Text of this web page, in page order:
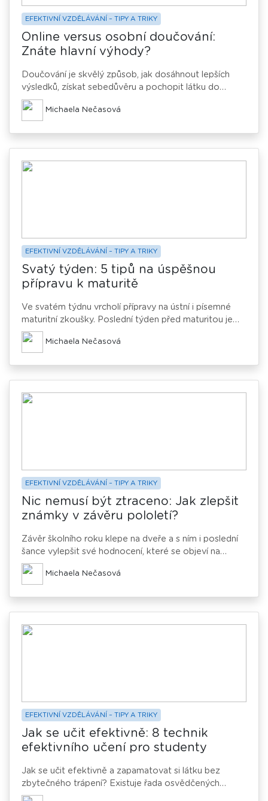
EFEKTIVNÍ VZDĚLÁVÁNÍ – TIPY A TRIKY
Online versus osobní doučování:
Znáte hlavní výhody?
Doučování je skvělý způsob, jak dosáhnout lepších
výsledků, získat sebedůvěru a pochopit látku do
hloubky. Ale jakou formu zvolit – osobní, nebo online?
V tomto článku se podíváme na výhody obou variant,
Michaela Nečasová
EFEKTIVNÍ VZDĚLÁVÁNÍ – TIPY A TRIKY
Svatý týden: 5 tipů na úspěšnou
přípravu k maturitě
Ve svatém týdnu vrcholí přípravy na ústní i písemné
maturitní zkoušky. Poslední týden před maturitou je
pro mnoho studentů klíčový. Pokud tento čas dobře
využijete, můžete nejen upevnit své znalosti, ale také
maximum?
Michaela Nečasová
EFEKTIVNÍ VZDĚLÁVÁNÍ – TIPY A TRIKY
Nic nemusí být ztraceno: Jak zlepšit
známky v závěru pololetí?
Závěr školního roku klepe na dveře a s ním i poslední
šance vylepšit své hodnocení, které se objeví na
vysvědčení. Ať už jste během roku ztratili motivaci,
nestihli se připravit na test, nebo jste některé učivo
doučování můžete své známky výrazně zlepšit.
Přinášíme několik praktických tipů, jak na to.
Michaela Nečasová
EFEKTIVNÍ VZDĚLÁVÁNÍ – TIPY A TRIKY
Jak se učit efektivně: 8 technik
efektivního učení pro studenty
Jak se učit efektivně a zapamatovat si látku bez
zbytečného trápení? Existuje řada osvědčených
metod, které vám usnadní učení a pomohou zlepšit